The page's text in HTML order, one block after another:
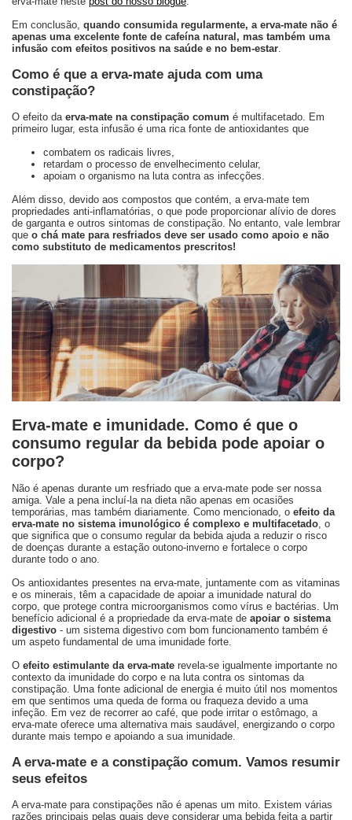
Em conclusão, quando consumida regularmente, a erva-mate não é
apenas uma excelente fonte de cafeína natural, mas também uma
infusão com efeitos positivos na saúde e no bem-estar.
Como é que a erva-mate ajuda com uma
constipação?
O efeito da erva-mate na constipação comum é multifacetado. Em
primeiro lugar, esta infusão é uma rica fonte de antioxidantes que
combatem os radicais livres,
retardam o processo de envelhecimento celular,
apoiam o organismo na luta contra as infecções.
Além disso, devido aos compostos que contém, a erva-mate tem
propriedades anti-inflamatórias, o que pode proporcionar alívio de dores
de garganta e outros sintomas de constipação. No entanto, vale lembrar
que o chá mate para resfriados deve ser usado como apoio e não
como substituto de medicamentos prescritos!
Erva-mate e imunidade. Como é que o
consumo regular da bebida pode apoiar o
corpo?
Não é apenas durante um resfriado que a erva-mate pode ser nossa
amiga. Vale a pena incluí-la na dieta não apenas em ocasiões
temporárias, mas também diariamente. Como mencionado, o efeito da
erva-mate no sistema imunológico é complexo e multifacetado, o
que significa que o consumo regular da bebida ajuda a reduzir o risco
de doenças durante a estação outono-inverno e fortalece o corpo
durante todo o ano.
Os antioxidantes presentes na erva-mate, juntamente com as vitaminas
e os minerais, têm a capacidade de apoiar a imunidade natural do
corpo, que protege contra microorganismos como vírus e bactérias. Um
benefício adicional é a propriedade da erva-mate de apoiar o sistema
digestivo - um sistema digestivo com bom funcionamento também é
um aspeto fundamental de uma imunidade forte.
O efeito estimulante da erva-mate revela-se igualmente importante no
contexto da imunidade do corpo e na luta contra os sintomas da
constipação. Uma fonte adicional de energia é muito útil nos momentos
em que sentimos uma queda de forma ou fraqueza devido a uma
infeção. Em vez de recorrer ao café, que pode irritar o estômago, a
erva-mate oferece uma alternativa mais saudável, energizando o corpo
durante mais tempo e apoiando a sua imunidade.
A erva-mate e a constipação comum. Vamos resumir
seus efeitos
A erva-mate para constipações não é apenas um mito. Existem várias
razões principais pelas quais deve considerar uma bebida feita a partir